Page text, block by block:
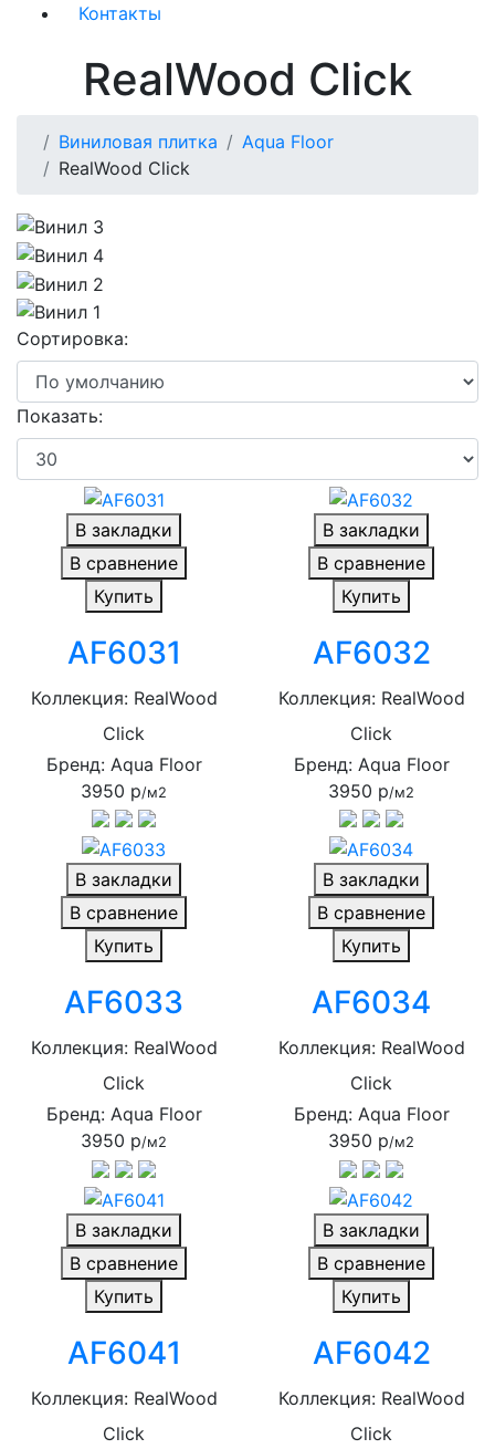
Контакты
RealWood Click
Виниловая плитка
Aqua Floor
RealWood Click
Сортировка:
Показать:
В закладки
В сравнение
Купить
AF6031
Коллекция: RealWood
Click
Бренд: Aqua Floor
3950 р/м2
В закладки
В сравнение
Купить
AF6032
Коллекция: RealWood
Click
Бренд: Aqua Floor
3950 р/м2
В закладки
В сравнение
Купить
AF6033
Коллекция: RealWood
Click
Бренд: Aqua Floor
3950 р/м2
В закладки
В сравнение
Купить
AF6034
Коллекция: RealWood
Click
Бренд: Aqua Floor
3950 р/м2
В закладки
В сравнение
Купить
AF6041
Коллекция: RealWood
Click
В закладки
В сравнение
Купить
AF6042
Коллекция: RealWood
Click